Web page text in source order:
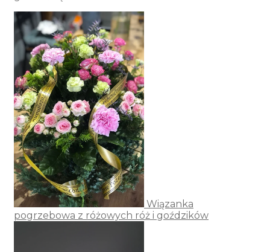
Wiązanka
pogrzebowa z różowych róż i goździków